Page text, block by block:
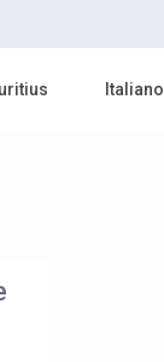
Italiano